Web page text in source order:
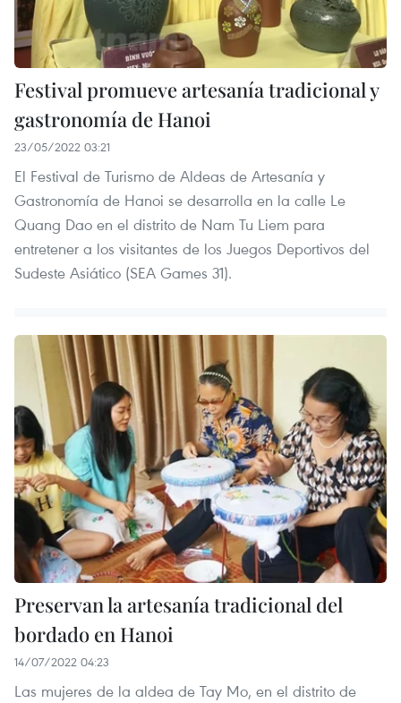
Festival promueve artesanía tradicional y
gastronomía de Hanoi
23/05/2022 03:21
El Festival de Turismo de Aldeas de Artesanía y
Gastronomía de Hanoi se desarrolla en la calle Le
Quang Dao en el distrito de Nam Tu Liem para
entretener a los visitantes de los Juegos Deportivos del
Sudeste Asiático (SEA Games 31).
Preservan la artesanía tradicional del
bordado en Hanoi
14/07/2022 04:23
Las mujeres de la aldea de Tay Mo, en el distrito de